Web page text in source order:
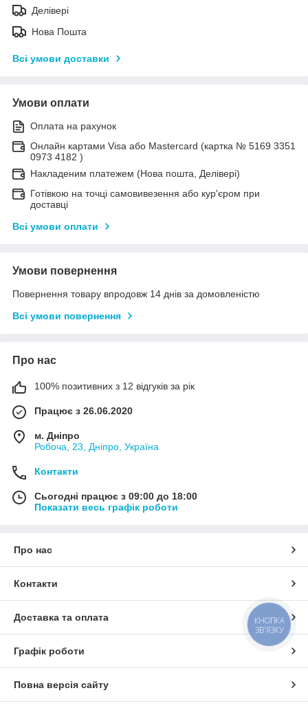
Делівері
Нова Пошта
Всі умови доставки
Умови оплати
Оплата на рахунок
Онлайн картами Visa або Mastercard (картка № 5169 3351
0973 4182 )
Накладеним платежем (Нова пошта, Делівері)
Готівкою на точці самовивезення або кур'єром при
доставці
Всі умови оплати
Умови повернення
Повернення товару впродовж 14 днів за домовленістю
Всі умови повернення
Про нас
100% позитивних з 12 відгуків за рік
Працює з 26.06.2020
м. Дніпро
Робоча, 23, Дніпро, Україна
Контакти
Сьогодні працює з 09:00 до 18:00
Показати весь графік роботи
Про нас
Контакти
Доставка та оплата
Графік роботи
Повна версія сайту
КНОПКА
ЗВ'ЯЗКУ